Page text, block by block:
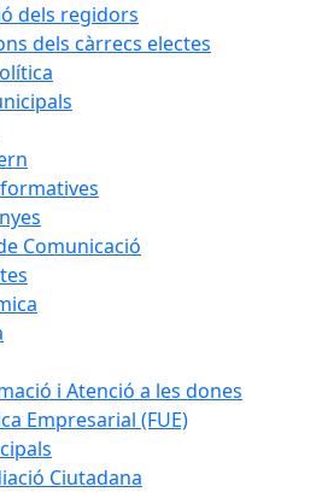
dels regidors
dels càrrecs electes
Comunicació
i Atenció a les dones
Empresarial (FUE)
Ciutadana